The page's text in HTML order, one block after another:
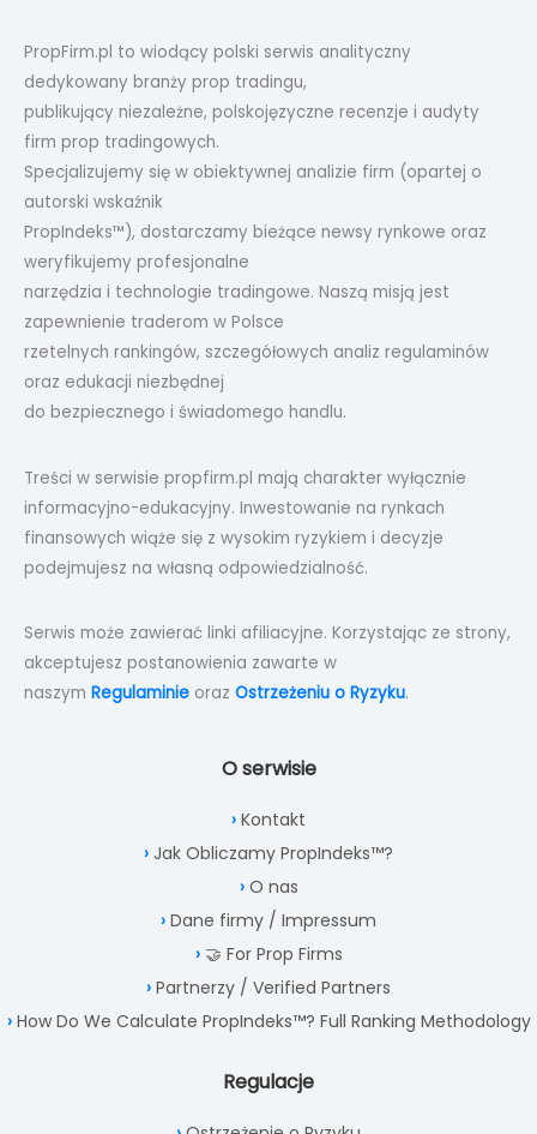
PropFirm.pl to wiodący polski serwis analityczny
dedykowany branży prop tradingu,
publikujący niezależne, polskojęzyczne recenzje i audyty
firm prop tradingowych.
Specjalizujemy się w obiektywnej analizie firm (opartej o
autorski wskaźnik
PropIndeks™), dostarczamy bieżące newsy rynkowe oraz
weryfikujemy profesjonalne
narzędzia i technologie tradingowe. Naszą misją jest
zapewnienie traderom w Polsce
rzetelnych rankingów, szczegółowych analiz regulaminów
oraz edukacji niezbędnej
do bezpiecznego i świadomego handlu.
Treści w serwisie propfirm.pl mają charakter wyłącznie
informacyjno-edukacyjny. Inwestowanie na rynkach
finansowych wiąże się z wysokim ryzykiem i decyzje
podejmujesz na własną odpowiedzialność.
Serwis może zawierać linki afiliacyjne. Korzystając ze strony,
akceptujesz postanowienia zawarte w
naszym Regulaminie oraz Ostrzeżeniu o Ryzyku.
O serwisie
Kontakt
Jak Obliczamy PropIndeks™?
O nas
Dane firmy / Impressum
🤝 For Prop Firms
Partnerzy / Verified Partners
How Do We Calculate PropIndeks™? Full Ranking Methodology
Regulacje